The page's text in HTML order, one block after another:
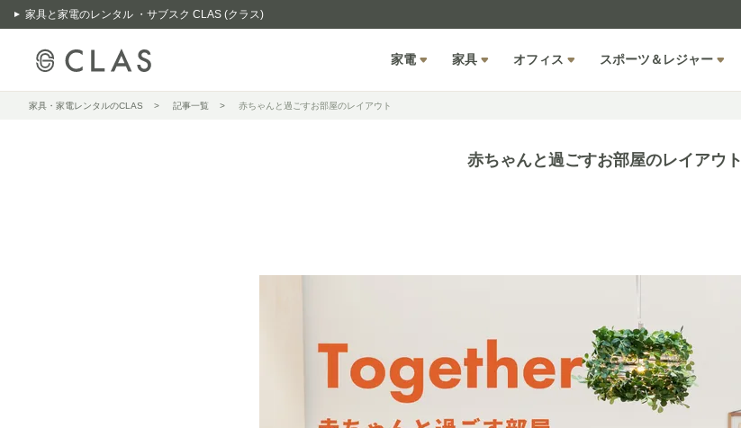
家具と家電のレンタル ・サブスク CLAS (クラス)
家電 家具 オフィス スポーツ＆レジャー
家具・家電レンタルのCLAS 記事一覧 赤ちゃんと過ごすお部屋のレイアウト
赤ちゃんと過ごすお部屋のレイアウト